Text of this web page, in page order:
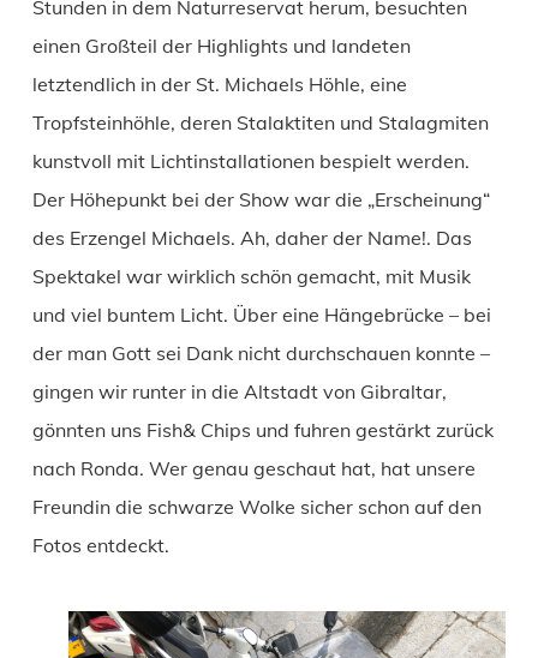
Stunden in dem Naturreservat herum, besuchten
einen Großteil der Highlights und landeten
letztendlich in der St. Michaels Höhle, eine
Tropfsteinhöhle, deren Stalaktiten und Stalagmiten
kunstvoll mit Lichtinstallationen bespielt werden.
Der Höhepunkt bei der Show war die „Erscheinung“
des Erzengel Michaels. Ah, daher der Name!. Das
Spektakel war wirklich schön gemacht, mit Musik
und viel buntem Licht. Über eine Hängebrücke – bei
der man Gott sei Dank nicht durchschauen konnte –
gingen wir runter in die Altstadt von Gibraltar,
gönnten uns Fish& Chips und fuhren gestärkt zurück
nach Ronda. Wer genau geschaut hat, hat unsere
Freundin die schwarze Wolke sicher schon auf den
Fotos entdeckt.